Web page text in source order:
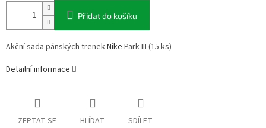
Přidat do košíku
Akční sada pánských trenekNikePark III (15 ks)
Detailní informace
ZEPTAT SE HLÍDAT SDÍLET